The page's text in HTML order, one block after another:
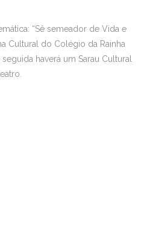
“Sê semeador de Vida e
Cultural do Colégio da Rainha
haverá um Sarau Cultural